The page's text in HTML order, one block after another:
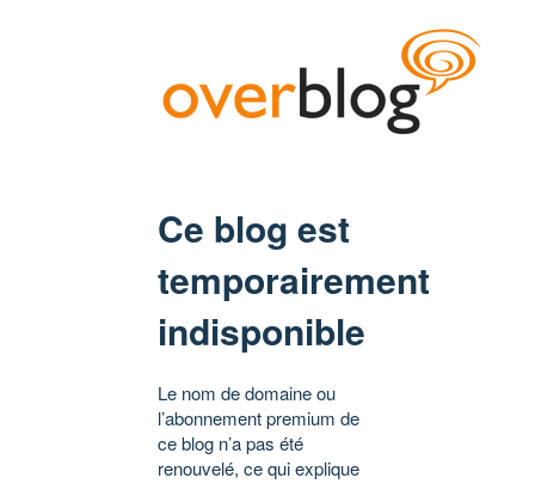
Ce blog est
temporairement
indisponible
Le nom de domaine ou
l’abonnement premium de
ce blog n’a pas été
renouvelé, ce qui explique